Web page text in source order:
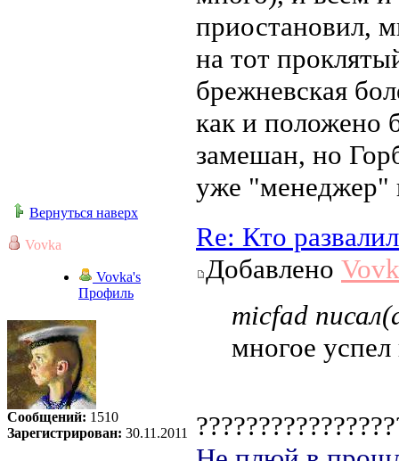
приостановил,
на тот
брежневская
как и положено
замешан, но
уже "менеджер"
Вернуться наверх
Vovka
Vovka's
Профиль
Сообщений: 1510
Зарегистрирован: 30.11.2011
Re: Кто
Добавлено
micfad
многое успел